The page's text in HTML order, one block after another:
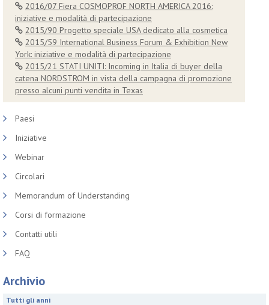
2016/07 Fiera COSMOPROF NORTH AMERICA 2016:
iniziative e modalità di partecipazione
2015/90 Progetto speciale USA dedicato alla cosmetica
2015/59 International Business Forum & Exhibition New
York: iniziative e modalità di partecipazione
2015/21 STATI UNITI: Incoming in Italia di buyer della
catena NORDSTROM in vista della campagna di promozione
presso alcuni punti vendita in Texas
Paesi
Iniziative
Webinar
Circolari
Memorandum of Understanding
Corsi di formazione
Contatti utili
FAQ
Archivio
Tutti gli anni